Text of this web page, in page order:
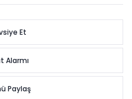
Et
Alarmı
Paylaş